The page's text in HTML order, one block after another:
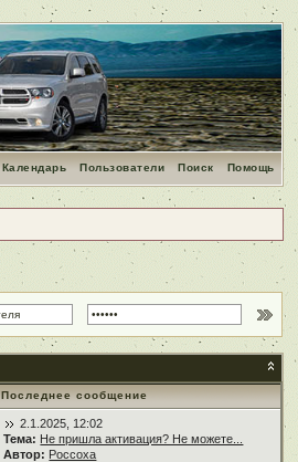
Помощь
Поиск
Пользователи
Календарь
Последнее сообщение
2.1.2025, 12:02
Тема: Не пришла активация? Не можете...
Автор: Россоха